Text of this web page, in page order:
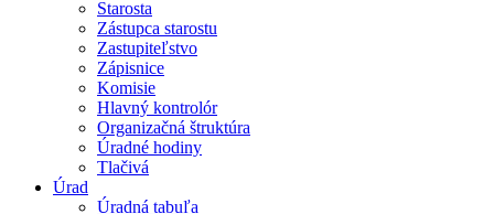
Starosta
Zástupca starostu
Zastupiteľstvo
Zápisnice
Komisie
Hlavný kontrolór
Organizačná štruktúra
Úradné hodiny
Tlačivá
Úrad
Úradná tabuľa